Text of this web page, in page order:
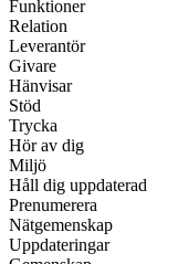
Funktioner
Relation
Leverantör
Givare
Hänvisar
Stöd
Trycka
Hör av dig
Miljö
Håll dig uppdaterad
Prenumerera
Nätgemenskap
Uppdateringar